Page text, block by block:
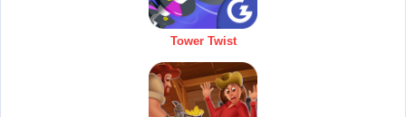
Tower Twist